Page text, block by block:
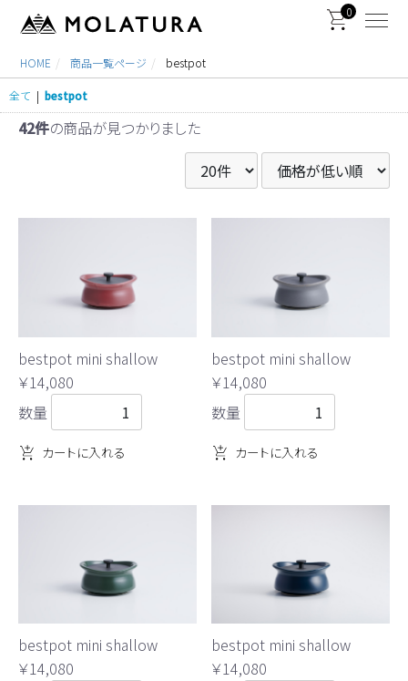
0
HOME 商品一覧ページ bestpot
全て | bestpot
42件の商品が見つかりました
bestpot mini shallow
￥14,080
数量
カートに入れる
bestpot mini shallow
￥14,080
数量
カートに入れる
bestpot mini shallow
￥14,080
bestpot mini shallow
￥14,080